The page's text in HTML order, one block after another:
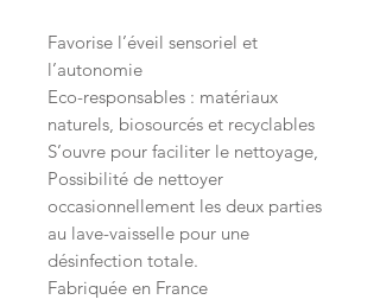
Favorise l’éveil sensoriel et
l’autonomie
Eco-responsables : matériaux
naturels, biosourcés et recyclables
S’ouvre pour faciliter le nettoyage,
Possibilité de nettoyer
occasionnellement les deux parties
au lave-vaisselle pour une
désinfection totale.
Fabriquée en France